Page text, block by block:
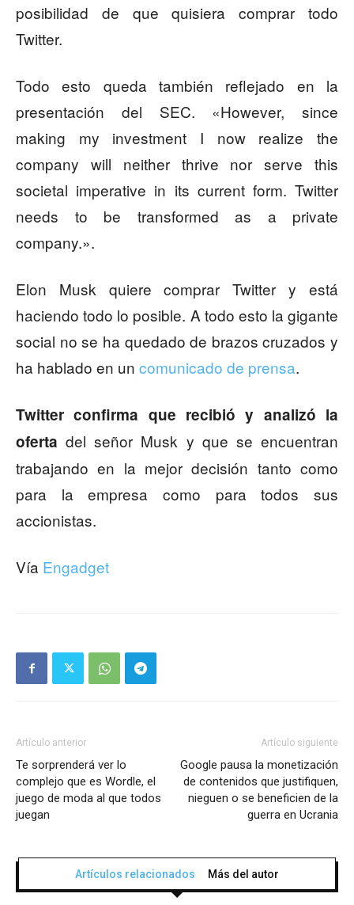
posibilidad de que quisiera comprar todo
Twitter.
Todo esto queda también reflejado en la
presentación del SEC. «However, since
making my investment I now realize the
company will neither thrive nor serve this
societal imperative in its current form. Twitter
needs to be transformed as a private
company.».
Elon Musk quiere comprar Twitter y está
haciendo todo lo posible. A todo esto la gigante
social no se ha quedado de brazos cruzados y
ha hablado en un comunicado de prensa.
Twitter confirma que recibió y analizó la
oferta del señor Musk y que se encuentran
trabajando en la mejor decisión tanto como
para la empresa como para todos sus
accionistas.
Vía Engadget
Artículo anterior
Te sorprenderá ver lo
complejo que es Wordle, el
juego de moda al que todos
juegan
Artículo siguiente
Google pausa la monetización
de contenidos que justifiquen,
nieguen o se beneficien de la
guerra en Ucrania
Artículos relacionados Más del autor